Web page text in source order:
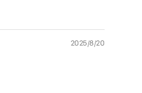
2025/8/20